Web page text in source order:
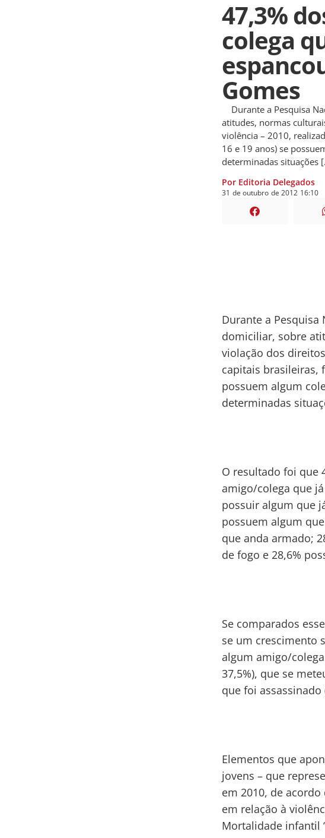
47,3%
colega
Gomes
Durante a Pesquisa
atitudes, normas
violência – 2010,
16 e 19 anos) se
determinadas situações
Por Editoria Delegados
31 deoutubro de2012 16:10
Durante a Pesquisa
domiciliar, sobre
violação dos
capitais brasileiras,
possuem algum
determinadas
O resultado foi que
amigo/colega que
possuir algum que
possuem algum
que anda armado;
de fogo e 28,6%
Se comparados
se um crescimento
algum amigo/
37,5%), que se
que foi assassinado
Elementos que
jovens – que
em 2010, de
em relação à
Mortalidade infantil